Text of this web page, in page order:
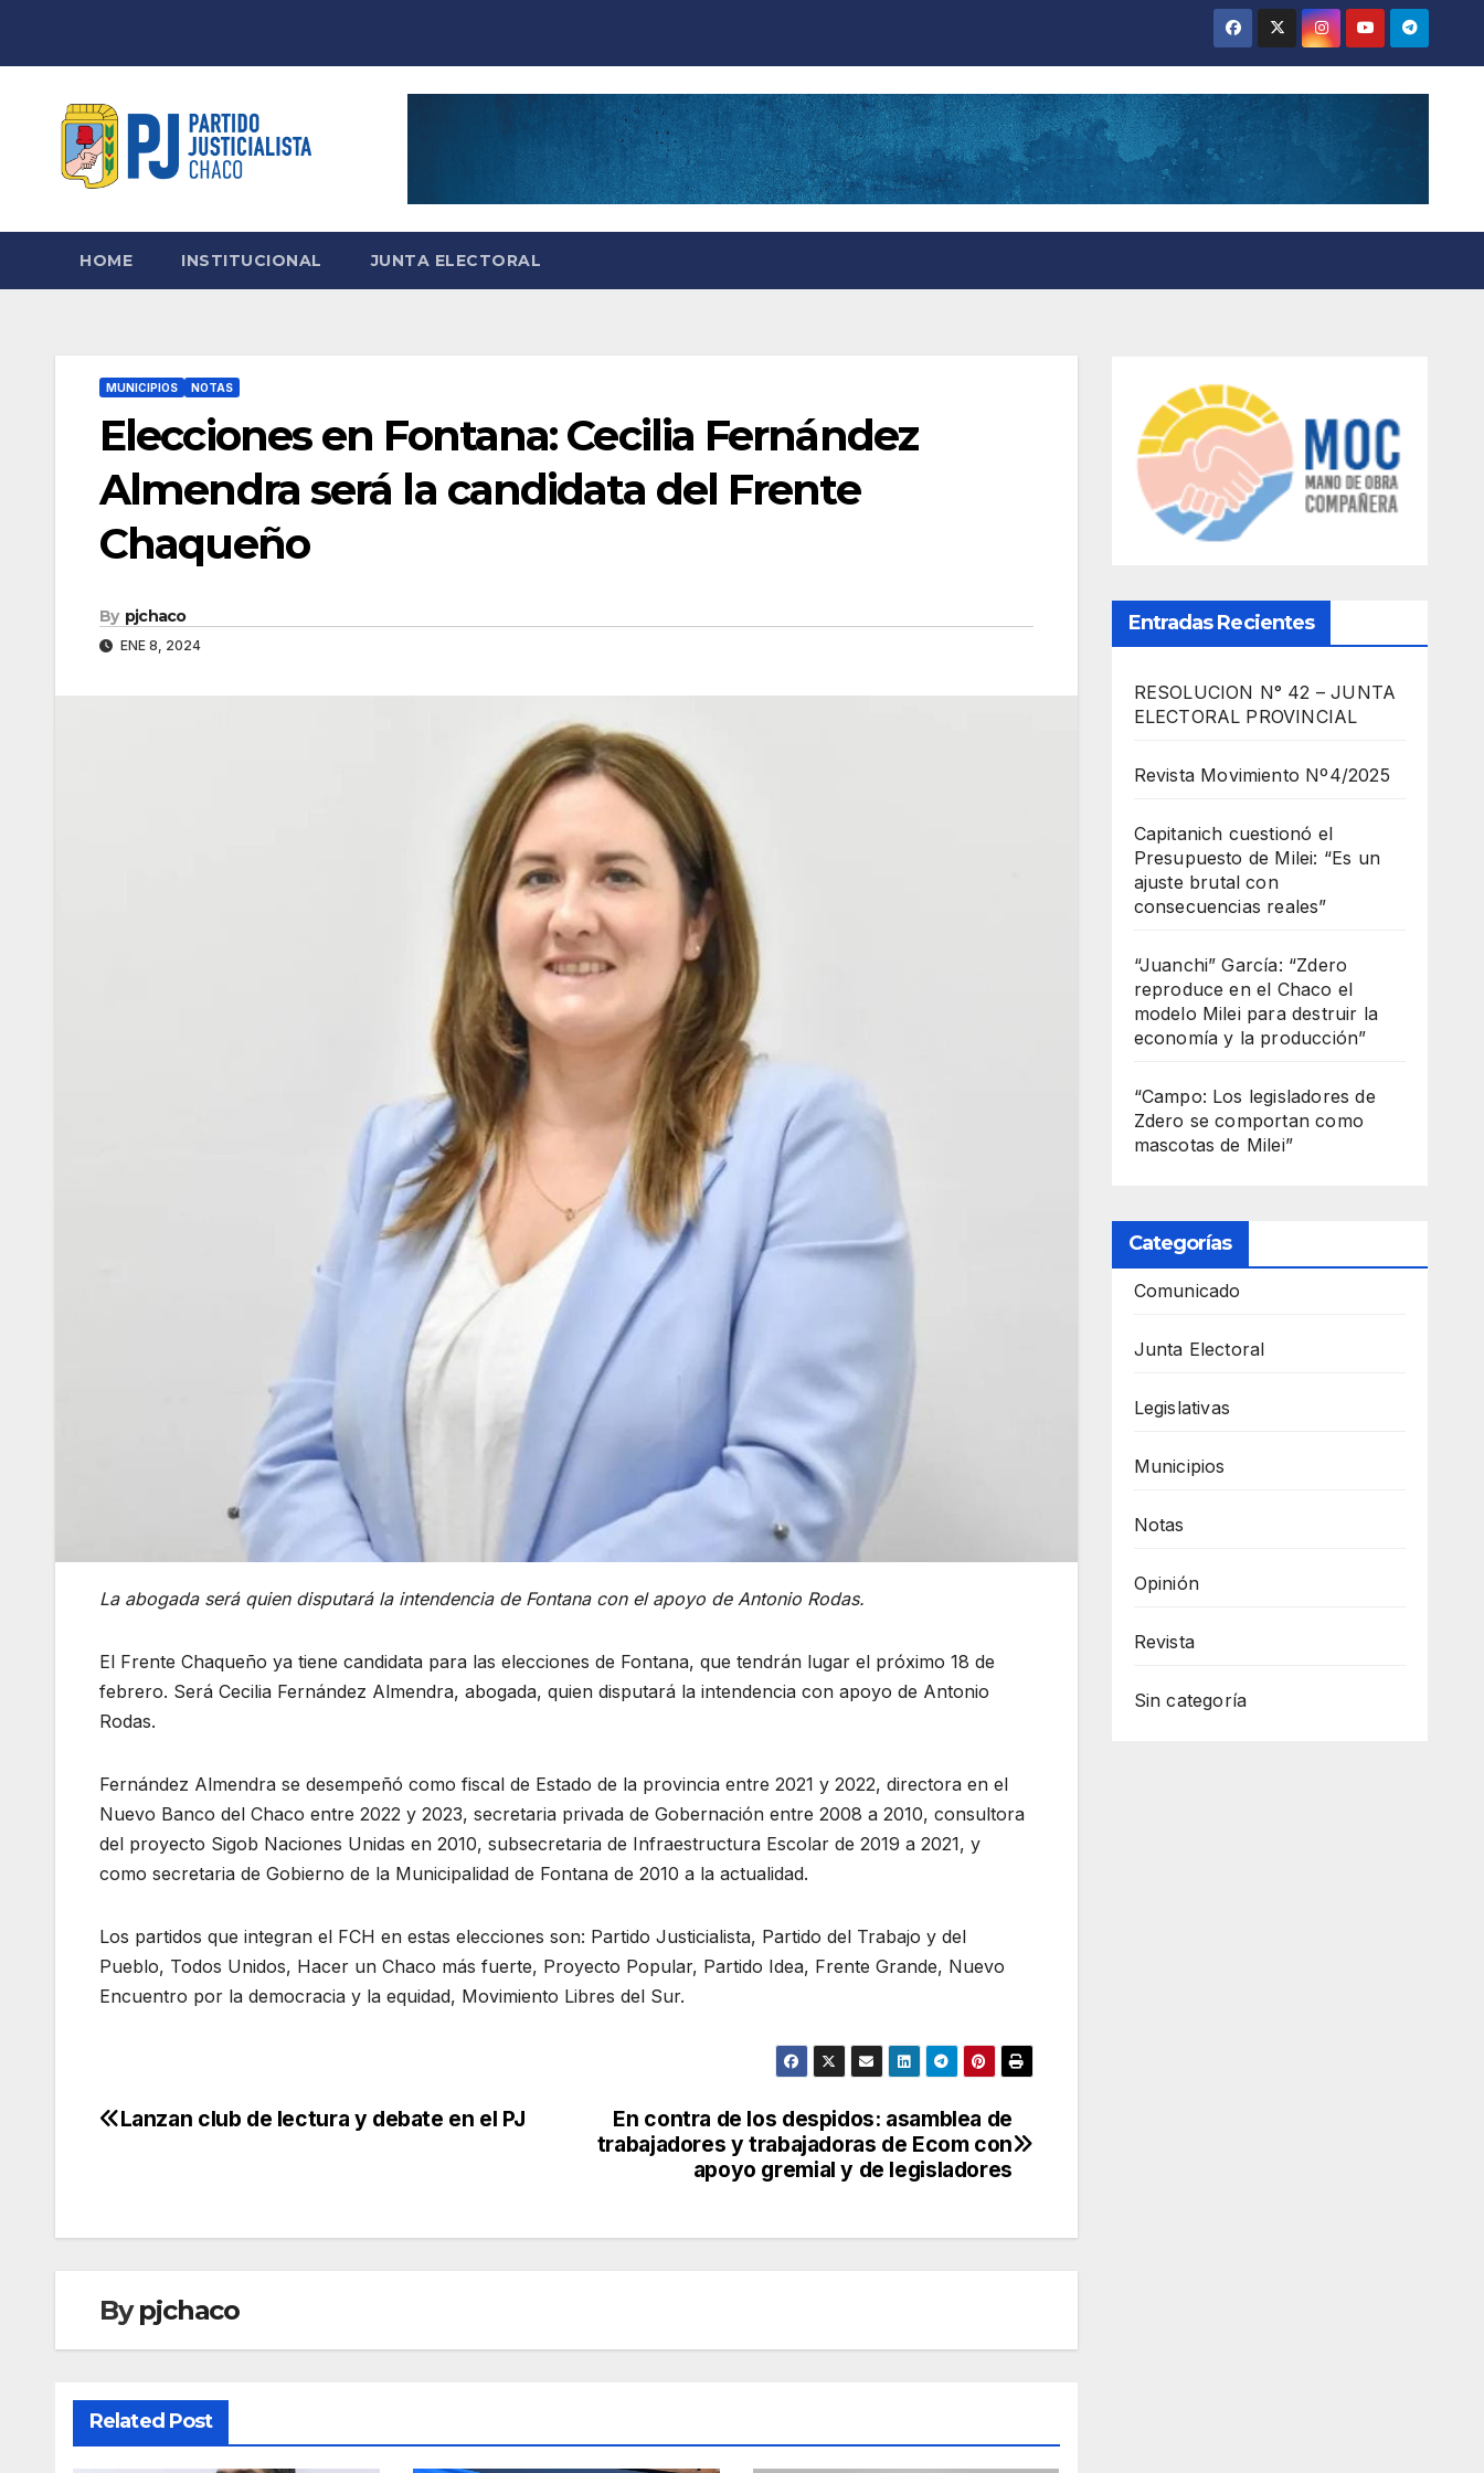
HOME INSTITUCIONAL JUNTA ELECTORAL
MUNICIPIOS NOTAS
Elecciones en Fontana: Cecilia Fernández
Almendra será la candidata del Frente
Chaqueño
By pjchaco
ENE 8, 2024
La abogada será quien disputará la intendencia de Fontana con el apoyo de Antonio Rodas.
El Frente Chaqueño ya tiene candidata para las elecciones de Fontana, que tendrán lugar el próximo 18 de
febrero. Será Cecilia Fernández Almendra, abogada, quien disputará la intendencia con apoyo de Antonio
Rodas.
Fernández Almendra se desempeñó como fiscal de Estado de la provincia entre 2021 y 2022, directora en el
Nuevo Banco del Chaco entre 2022 y 2023, secretaria privada de Gobernación entre 2008 a 2010, consultora
del proyecto Sigob Naciones Unidas en 2010, subsecretaria de Infraestructura Escolar de 2019 a 2021, y
como secretaria de Gobierno de la Municipalidad de Fontana de 2010 a la actualidad.
Los partidos que integran el FCH en estas elecciones son: Partido Justicialista, Partido del Trabajo y del
Pueblo, Todos Unidos, Hacer un Chaco más fuerte, Proyecto Popular, Partido Idea, Frente Grande, Nuevo
Encuentro por la democracia y la equidad, Movimiento Libres del Sur.
Navegación
En contra de los despidos: asamblea de
trabajadores y trabajadoras de Ecom con
apoyo gremial y de legisladores
Lanzan club de lectura y debate en el PJ
Bypjchaco
Related Post
Entradas Recientes
RESOLUCION N° 42 – JUNTA
ELECTORAL PROVINCIAL
Revista Movimiento Nº4/2025
Capitanich cuestionó el
Presupuesto de Milei: “Es un
ajuste brutal con
consecuencias reales”
“Juanchi” García: “Zdero
reproduce en el Chaco el
modelo Milei para destruir la
economía y la producción”
“Campo: Los legisladores de
Zdero se comportan como
mascotas de Milei”
Categorías
Comunicado
Junta Electoral
Legislativas
Municipios
Notas
Opinión
Revista
Sin categoría